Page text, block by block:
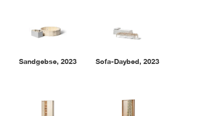
Sandgebse, 2023 Sofa-Daybed, 2023